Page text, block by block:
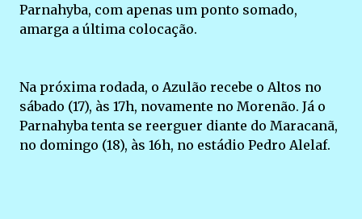
Parnahyba, com apenas um ponto somado,
amarga a última colocação.
Na próxima rodada, o Azulão recebe o Altos no
sábado (17), às 17h, novamente no Morenão. Já o
Parnahyba tenta se reerguer diante do Maracanã,
no domingo (18), às 16h, no estádio Pedro Alelaf.